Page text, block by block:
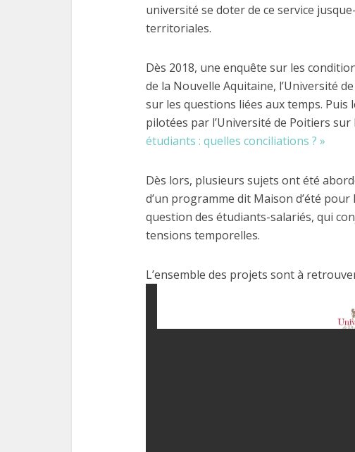
université se doter de ce service
territoriales.
Dès 2018, une enquête sur les
de la Nouvelle Aquitaine, l’Université
sur les questions liées aux temps.
pilotées par l’Université de Poitiers sur
étudiants : quelles conciliations ? »
Dès lors, plusieurs sujets ont été
d’un programme dit Maison d’été
question des étudiants-salariés, qui
tensions temporelles.
L’ensemble des projets sont à